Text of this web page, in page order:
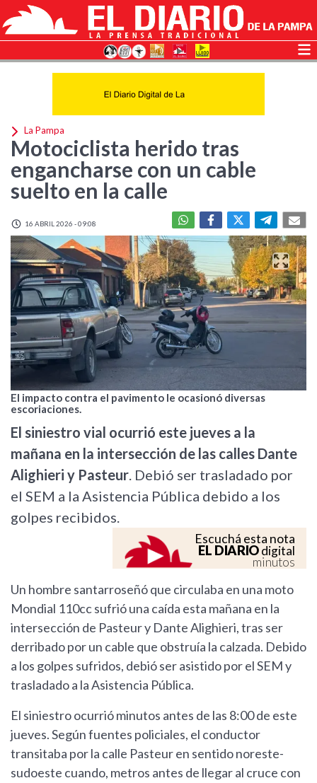
La Pampa
Motociclista herido tras
engancharse con un cable
suelto en la calle
16 ABRIL 2026 - 09:08
El impacto contra el pavimento le ocasionó diversas
escoriaciones.
El siniestro vial ocurrió este jueves a la
mañana en la intersección de las calles Dante
Alighieri y Pasteur. Debió ser trasladado por
el SEM a la Asistencia Pública debido a los
golpes recibidos.
Escuchá esta nota
EL DIARIOdigital
minutos
Un hombre santarroseñó que circulaba en una moto
Mondial 110cc sufrió una caída esta mañana en la
intersección de Pasteur y Dante Alighieri, tras ser
derribado por un cable que obstruía la calzada. Debido
a los golpes sufridos, debió ser asistido por el SEM y
trasladado a la Asistencia Pública.
El siniestro ocurrió minutos antes de las 8:00 de este
jueves. Según fuentes policiales, el conductor
transitaba por la calle Pasteur en sentido noreste-
sudoeste cuando, metros antes de llegar al cruce con